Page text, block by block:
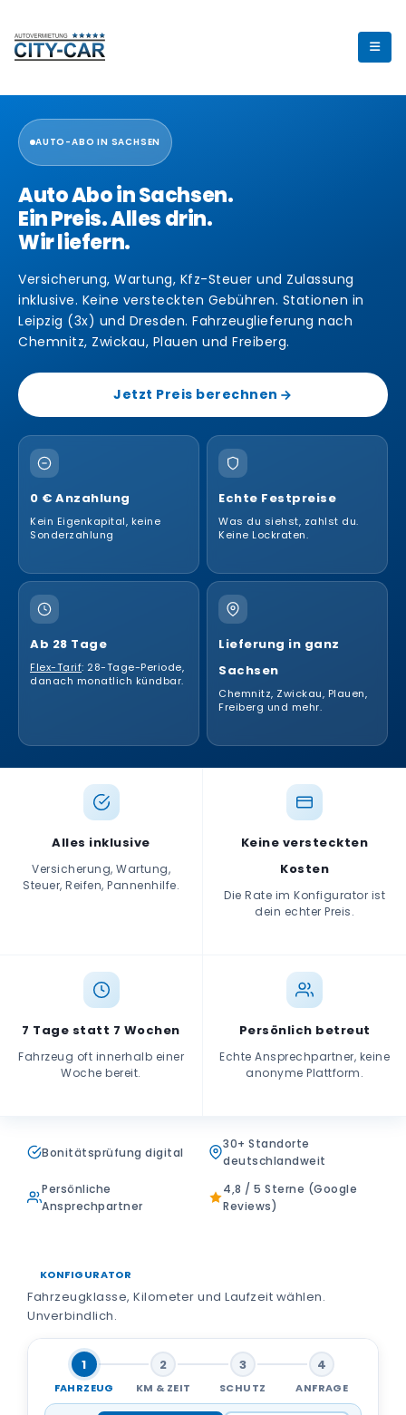
AUTO-ABO IN SACHSEN
Auto Abo in Sachsen.
Ein Preis. Alles drin.
Wir liefern.
Versicherung, Wartung, Kfz-Steuer und Zulassung
inklusive. Keine versteckten Gebühren. Stationen in
Leipzig (3x) und Dresden. Fahrzeuglieferung nach
Chemnitz, Zwickau, Plauen und Freiberg.
Jetzt Preis berechnen
0 € Anzahlung
Kein Eigenkapital, keine
Sonderzahlung
Echte Festpreise
Was du siehst, zahlst du.
Keine Lockraten.
Ab 28 Tage
Flex-Tarif: 28-Tage-Periode,
danach monatlich kündbar.
Lieferung in ganz
Sachsen
Chemnitz, Zwickau, Plauen,
Freiberg und mehr.
Alles inklusive
Versicherung, Wartung,
Steuer, Reifen, Pannenhilfe.
Keine versteckten
Kosten
Die Rate im Konfigurator ist
dein echter Preis.
7 Tage statt 7 Wochen
Fahrzeug oft innerhalb einer
Woche bereit.
Persönlich betreut
Echte Ansprechpartner, keine
anonyme Plattform.
Bonitätsprüfung digital
30+ Standorte
deutschlandweit
Persönliche
Ansprechpartner
4,8 / 5 Sterne (Google
Reviews)
KONFIGURATOR
Fahrzeugklasse, Kilometer und Laufzeit wählen.
Unverbindlich.
1
FAHRZEUG
2
KM & ZEIT
3
SCHUTZ
4
ANFRAGE